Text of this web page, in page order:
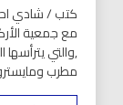
كتب / شادي
مع جمعية
,والتي
مطرب